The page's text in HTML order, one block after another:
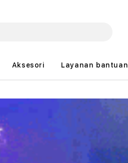
Aksesori Layanan bantuan